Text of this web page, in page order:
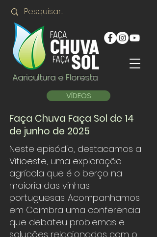
Agricultura e Floresta
VÍDEOS
Faça Chuva Faça Sol de 14
de junho de 2025
Neste episódio, destacamos a
Vitioeste, uma exploração
agrícola que é o berço na
maioria das vinhas
portuguesas. Acompanhamos
em Coimbra uma conferência
que debateu problemas e
soluções relacionados com o